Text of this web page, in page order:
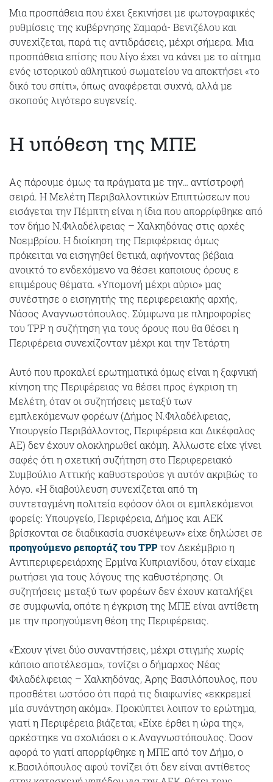
Μια προσπάθεια που έχει ξεκινήσει με φωτογραφικές
ρυθμίσεις της κυβέρνησης Σαμαρά- Βενιζέλου και
συνεχίζεται, παρά τις αντιδράσεις, μέχρι σήμερα. Μια
προσπάθεια επίσης που λίγο έχει να κάνει με το αίτημα
ενός ιστορικού αθλητικού σωματείου να αποκτήσει «το
δικό του σπίτι», όπως αναφέρεται συχνά, αλλά με
σκοπούς λιγότερο ευγενείς.
Η υπόθεση της ΜΠΕ
Ας πάρουμε όμως τα πράγματα με την… αντίστροφή
σειρά. Η Μελέτη Περιβαλλοντικών Επιπτώσεων που
εισάγεται την Πέμπτη είναι η ίδια που απορρίφθηκε από
τον δήμο Ν.Φιλαδέλφειας – Χαλκηδόνας στις αρχές
Νοεμβρίου. Η διοίκηση της Περιφέρειας όμως
πρόκειται να εισηγηθεί θετικά, αφήνοντας βέβαια
ανοικτό το ενδεχόμενο να θέσει καποιους όρους ε
επιμέρους θέματα. «Υπομονή μέχρι αύριο» μας
συνέστησε ο εισηγητής της περιφερειακής αρχής,
Νάσος Αναγνωστόπουλος. Σύμφωνα με πληροφορίες
του TPP η συζήτηση για τους όρους που θα θέσει η
Περιφέρεια συνεχίζονταν μέχρι και την Τετάρτη
Αυτό που προκαλεί ερωτηματικά όμως είναι η ξαφνική
κίνηση της Περιφέρειας να θέσει προς έγκριση τη
Μελέτη, όταν οι συζητήσεις μεταξύ των
εμπλεκόμενων φορέων (Δήμος Ν.Φιλαδέλφειας,
Υπουργείο Περιβάλλοντος, Περιφέρεια και Δικέφαλος
ΑΕ) δεν έχουν ολοκληρωθεί ακόμη. Άλλωστε είχε γίνει
σαφές ότι η σχετική συζήτηση στο Περιφερειακό
Συμβούλιο Αττικής καθυστερούσε γι αυτόν ακριβώς το
λόγο. «Η διαβούλευση συνεχίζεται από τη
συντεταγμένη πολιτεία εφόσον όλοι οι εμπλεκόμενοι
φορείς: Υπουργείο, Περιφέρεια, Δήμος και ΑΕΚ
βρίσκονται σε διαδικασία συσκέψεων» είχε δηλώσει σε
προηγούμενο ρεπορτάζ του TPPτον Δεκέμβριο η
Αντιπεριφερειάρχης Ερμίνα Κυπριανίδου, όταν είχαμε
ρωτήσει για τους λόγους της καθυστέρησης. Οι
συζητήσεις μεταξύ των φορέων δεν έχουν καταλήξει
σε συμφωνία, οπότε η έγκριση της ΜΠΕ είναι αντίθετη
με την προηγούμενη θέση της Περιφέρειας.
«Έχουν γίνει δύο συναντήσεις, μέχρι στιγμής χωρίς
κάποιο αποτέλεσμα», τονίζει ο δήμαρχος Νέας
Φιλαδέλφειας – Χαλκηδόνας, Άρης Βασιλόπουλος, που
προσθέτει ωστόσο ότι παρά τις διαφωνίες «εκκρεμεί
μία συνάντηση ακόμα». Προκύπτει λοιπον το ερώτημα,
γιατί η Περιφέρεια βιάζεται; «Είχε έρθει η ώρα της»,
αρκέστηκε να σχολιάσει ο κ.Αναγνωστόπουλος. Όσον
αφορά το γιατί απορρίφθηκε η ΜΠΕ από τον Δήμο, ο
κ.Βασιλόπουλος αφού τονίζει ότι δεν είναι αντίθετος